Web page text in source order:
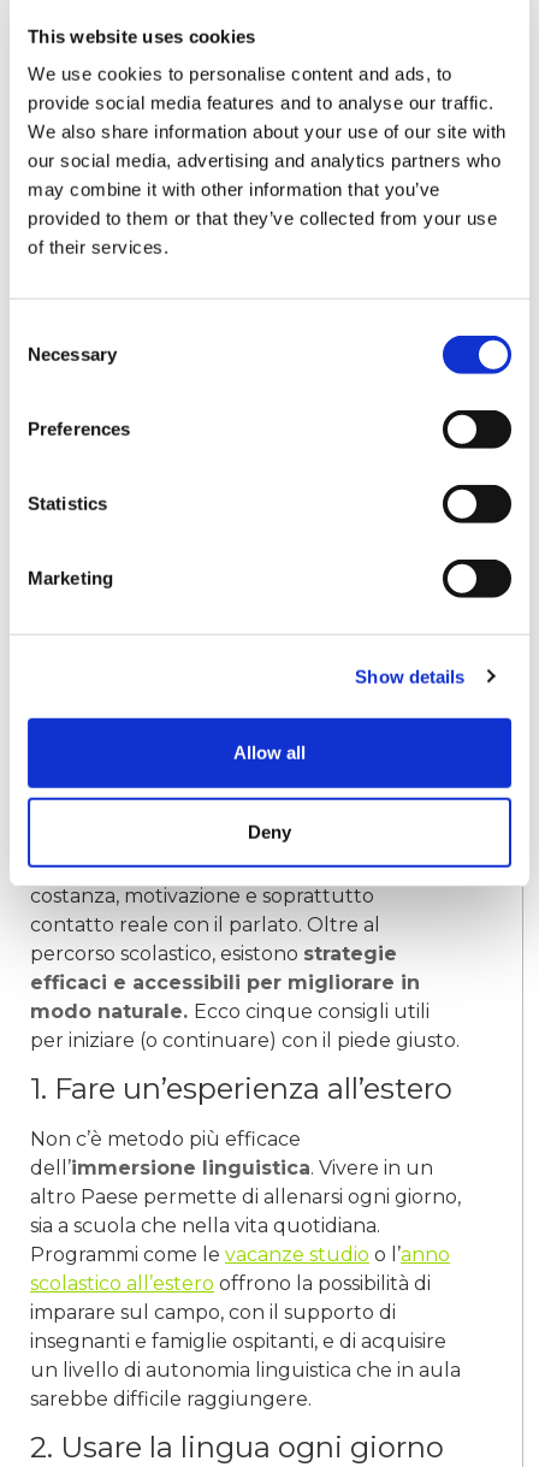
This website uses cookies
We use cookies to personalise content and ads, to
provide social media features and to analyse our traffic.
We also share information about your use of our site with
our social media, advertising and analytics partners who
may combine it with other information that you’ve
provided to them or that they’ve collected from your use
of their services.
Selection
Necessary
Preferences
Statistics
Marketing
Show details
Allow all
Deny
eventi e meeting internazionali
modo autonomo;
facilitano l’ingresso in nuovi
mercati
, soprattutto in aree meno
anglofone;
possono coordinare
team
multiculturali,
dove la lingua comune
non è sempre l’inglese.
linguistica dei dipendenti
migliorano anche
lavoro. Inoltre, chi conosce più lingue tende
come la capacità di ascolto attivo, il problem
solving o l’adattabilità a contesti nuovi.
vantaggio
concreto
, non solo sul curriculum, ma nella
Come imparare una
lingua straniera: 5
consigli per studenti e
studentesse
Imparare una nuova lingua richiede
costanza, motivazione e soprattutto
contatto reale con il parlato. Oltre al
percorso scolastico, esistono strategie
efficaci e accessibili per migliorare in
modo naturale. Ecco cinque consigli utili
per iniziare (o continuare) con il piede giusto.
1. Fare un’esperienza all’estero
Non c’è metodo più efficace
dell’immersione linguistica. Vivere in un
altro Paese permette di allenarsi ogni giorno,
sia a scuola che nella vita quotidiana.
Programmi come le vacanze studio o l’anno
scolastico all’estero offrono la possibilità di
imparare sul campo, con il supporto di
insegnanti e famiglie ospitanti, e di acquisire
un livello di autonomia linguistica che in aula
sarebbe difficile raggiungere.
2. Usare la lingua ogni giorno